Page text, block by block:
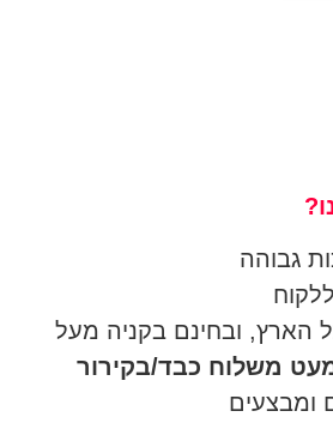
גבוהה
הארץ, ובחינם בקניה מעל
משלוח כבד/בקירור
ומבצעים